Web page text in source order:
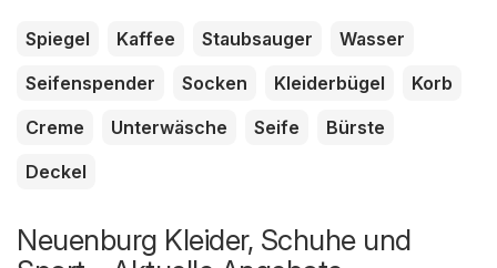
Spiegel Kaffee Staubsauger
Wasser
Seifenspender
Socken Kleiderbügel
Korb
Creme
Unterwäsche Seife
Bürste
Deckel
Neuenburg Kleider, Schuhe und